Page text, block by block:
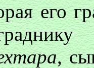
его
,